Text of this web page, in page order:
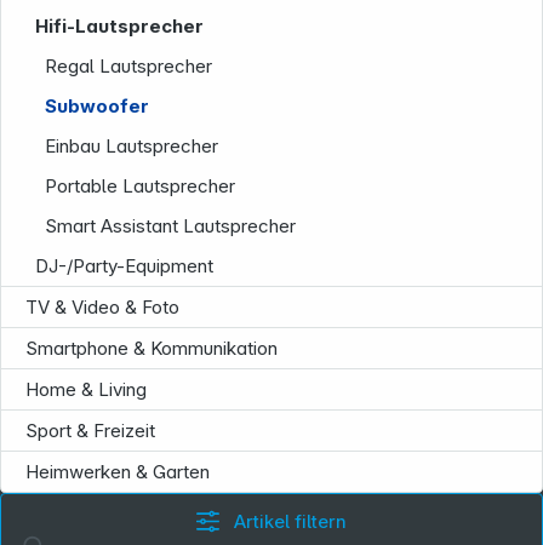
Hifi-Lautsprecher
Regal Lautsprecher
Subwoofer
Einbau Lautsprecher
Portable Lautsprecher
Smart Assistant Lautsprecher
DJ-/Party-Equipment
TV & Video & Foto
Smartphone & Kommunikation
Home & Living
Sport & Freizeit
Heimwerken & Garten
Artikel filtern
Folgen Sie uns auf